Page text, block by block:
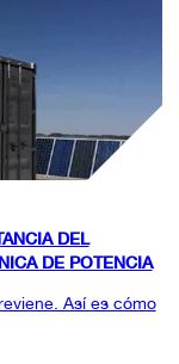
DEL
DE POTENCIA
Así es cómo